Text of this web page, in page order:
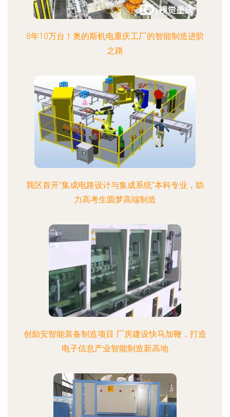
8年10万台！奥的斯机电重庆工厂的智能制造进阶
之路
我区首开“集成电路设计与集成系统”本科专业，助
力高考生圆梦高端制造
创励安智能装备制造项目 厂房建设快马加鞭，打造
电子信息产业智能制造新高地